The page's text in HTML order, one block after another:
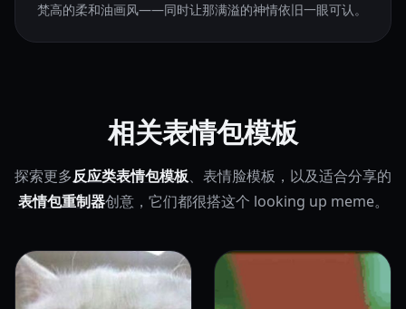
梵高的柔和油画风——同时让那满溢的神情依旧一眼可认。
相关表情包模板
探索更多反应类表情包模板、表情脸模板，以及适合分享的
表情包重制器创意，它们都很搭这个 looking up meme。